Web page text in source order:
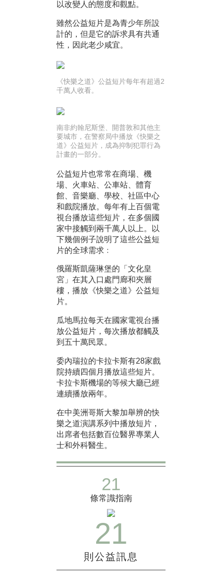
以改變人的態度和觀點。
雖然公益短片是為青少年所設
計的，但是它的訴求具有共通
性，因此老少咸宜。
《快樂之道》公益短片每年有超過2
千萬人收看。
南非約翰尼斯堡、開普敦和其他主
要城市，在警察局中播放《快樂之
道》公益短片，成為抑制犯罪行為
計畫的一部分。
公益短片也常常在商場、機
場、火車站、公車站、體育
館、音樂廳、學校、社區中心
和戲院播放。每年有上百個電
視台播放這些短片，在多個國
家中接觸到兩千萬人以上。以
下幾個例子說明了這些公益短
片的全球需求﹕
俄羅斯凱薩琳堡的「文化皇
宮」在其入口處門廊和夾層
樓，播放《快樂之道》公益短
片。
瓜地馬拉每天在國家電視台播
放公益短片，每次播放都觸及
到五十萬民眾。
委內瑞拉的卡拉卡斯有28家戲
院持續四個月播放這些短片。
卡拉卡斯機場的等候大廳已經
連續播放兩年。
在中美洲哥斯大黎加舉辨的快
樂之道演講系列中播放短片，
出席者包括數百位醫界專業人
士和外科醫生。
21
條常識指南
21
則公益訊息